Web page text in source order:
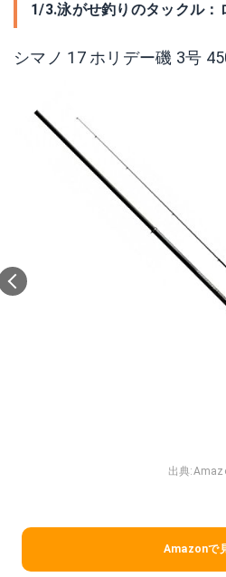
1/3.泳がせ釣りのタックル：
シマノ 17 ホリデー磯 3号
出典:
Amazonで